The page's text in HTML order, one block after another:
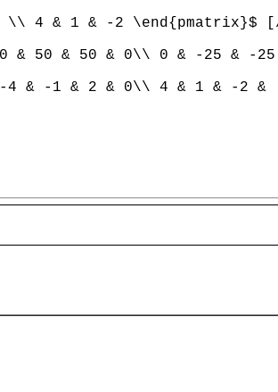
\\ 4 & 1 & -2 \end{pmatrix}$ [/
50 & 50 & 0\\ 0 & -25 & -25
& -1 & 2 & 0\\ 4 & 1 & -2 &